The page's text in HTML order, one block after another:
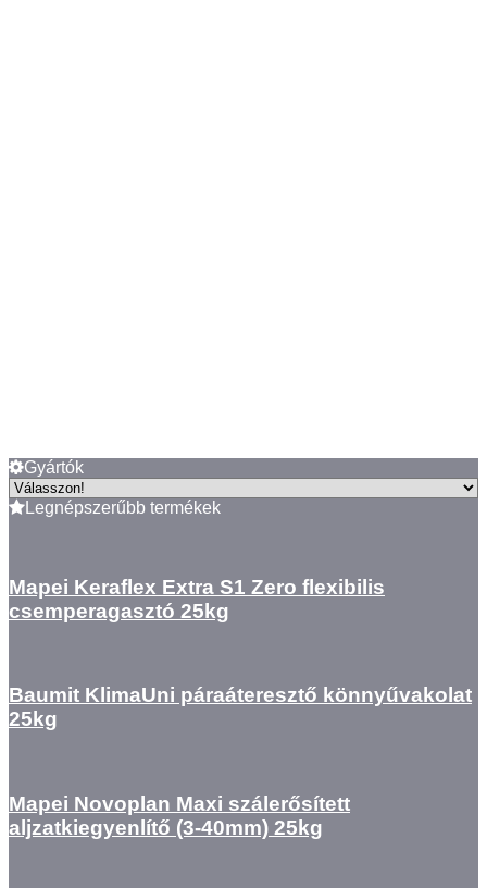
Gyártók
Legnépszerűbb termékek
Mapei Keraflex Extra S1 Zero flexibilis
csemperagasztó 25kg
Baumit KlimaUni páraáteresztő könnyűvakolat
25kg
Mapei Novoplan Maxi szálerősített
aljzatkiegyenlítő (3-40mm) 25kg